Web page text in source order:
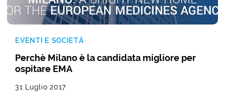
EVENTI E SOCIETÀ
Perchè Milano è la candidata migliore per
ospitare EMA
31 Luglio 2017